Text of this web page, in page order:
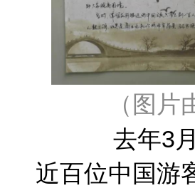
（图
去年3
近百位中国游